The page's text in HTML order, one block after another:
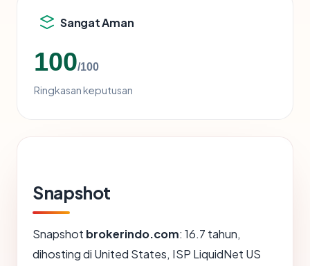
Sangat Aman
100/100
Ringkasan keputusan
Snapshot
Snapshot brokerindo.com: 16.7 tahun,
dihosting di United States, ISP LiquidNet US